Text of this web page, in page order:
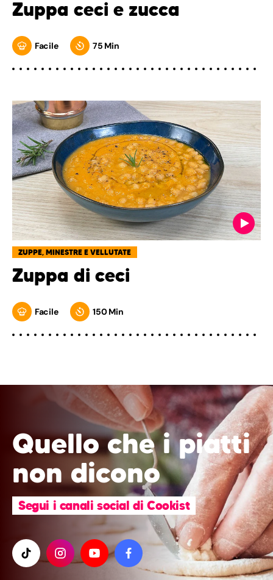
Zuppa ceci e zucca
Facile 75 Min
ZUPPE, MINESTRE E VELLUTATE
Zuppa di ceci
Facile 150 Min
Quello che i piatti
non dicono
Segui i canali social di Cookist